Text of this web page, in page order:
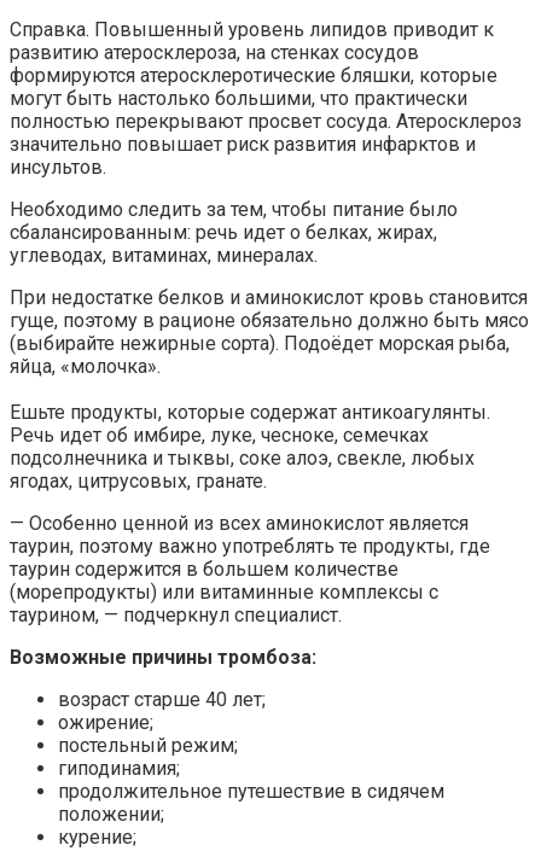
Справка. Повышенный уровень липидов приводит к
развитию атеросклероза, на стенках сосудов
формируются атеросклеротические бляшки, которые
могут быть настолько большими, что практически
полностью перекрывают просвет сосуда. Атеросклероз
значительно повышает риск развития инфарктов и
инсультов.
Необходимо следить за тем, чтобы питание было
сбалансированным: речь идет о белках, жирах,
углеводах, витаминах, минералах.
При недостатке белков и аминокислот кровь становится
гуще, поэтому в рационе обязательно должно быть мясо
(выбирайте нежирные сорта). Подоёдет морская рыба,
яйца, «молочка».
Ешьте продукты, которые содержат антикоагулянты.
Речь идет об имбире, луке, чесноке, семечках
подсолнечника и тыквы, соке алоэ, свекле, любых
ягодах, цитрусовых, гранате.
— Особенно ценной из всех аминокислот является
таурин, поэтому важно употреблять те продукты, где
таурин содержится в большем количестве
(морепродукты) или витаминные комплексы с
таурином, — подчеркнул специалист.
Возможные причины тромбоза:
возраст старше 40 лет;
ожирение;
постельный режим;
гиподинамия;
продолжительное путешествие в сидячем
положении;
курение;